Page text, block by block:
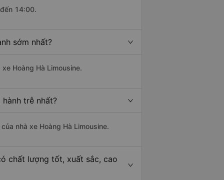
14:00.
sớm nhất?
Hoàng Hà Limousine.
trễ nhất?
nhà xe Hoàng Hà Limousine.
chất lượng tốt, xuất sắc, cao